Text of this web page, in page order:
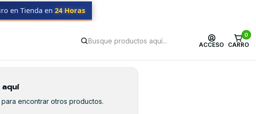
ACCESO
0
CARRO
en Tienda en 24 Horas
encontrar otros productos.